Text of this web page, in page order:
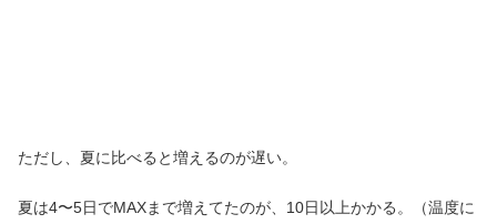
ただし、夏に比べると増えるのが遅い。
夏は4〜5日でMAXまで増えてたのが、10日以上かかる。（温度に